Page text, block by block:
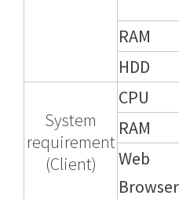
RAM
HDD
System
requirement
(Client)
CPU
RAM
Web
Browser